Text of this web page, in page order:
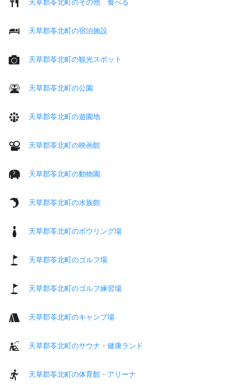
天草郡苓北町のその他 食べる
天草郡苓北町の宿泊施設
天草郡苓北町の観光スポット
天草郡苓北町の公園
天草郡苓北町の遊園地
天草郡苓北町の映画館
天草郡苓北町の動物園
天草郡苓北町の水族館
天草郡苓北町のボウリング場
天草郡苓北町のゴルフ場
天草郡苓北町のゴルフ練習場
天草郡苓北町のキャンプ場
天草郡苓北町のサウナ・健康ランド
天草郡苓北町の体育館・アリーナ